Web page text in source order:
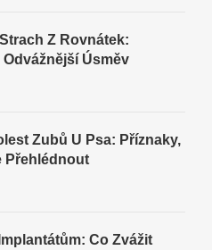
Z Rovnátek:
Úsměv
Zubů U Psa: Příznaky,
Přehlédnout
Co Zvážit